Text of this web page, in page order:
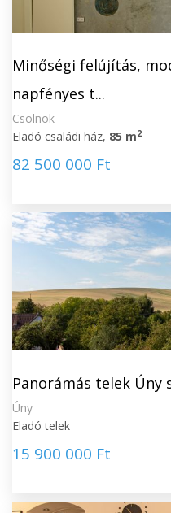
Minőségi felújítás,
napfényes t...
Csolnok
Eladó családi ház, 85 m2
82 500 000 Ft
Panorámás telek Úny
Úny
Eladó telek
15 900 000 Ft